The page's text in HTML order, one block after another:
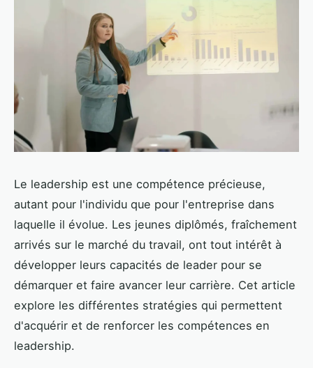
Le leadership est une compétence précieuse,
autant pour l'individu que pour l'entreprise dans
laquelle il évolue. Les jeunes diplômés, fraîchement
arrivés sur le marché du travail, ont tout intérêt à
développer leurs capacités de leader pour se
démarquer et faire avancer leur carrière. Cet article
explore les différentes stratégies qui permettent
d'acquérir et de renforcer les compétences en
leadership.